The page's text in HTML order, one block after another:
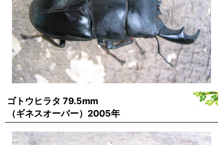
ゴトウヒラタ 79.5mm
（ギネスオーバー）2005年